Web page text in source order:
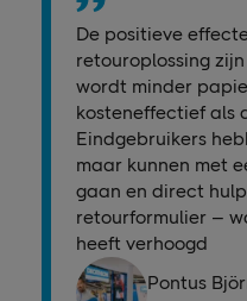
De positieve
retouroplossing
wordt minder
kosteneffectief als
Eindgebruikers
maar kunnen met
gaan en direct
retourformulier –
heeft verhoogd
Pontus